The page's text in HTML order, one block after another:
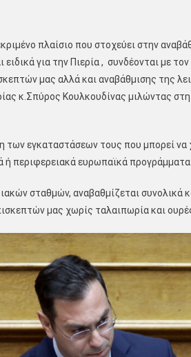
πλαίσιο που στοχεύει στην
για την Πιερία , συνδέονται με
μας αλλά και αναβάθμισης της
κ.Σπύρος Κουλκουδίνας μιλώντας
των εγκαταστάσεων τους που μπορεί
ή περιφερειακά ευρωπαϊκά προγράμματα.
σταθμών, αναβαθμίζεται συνολικά
μας χωρίς ταλαιπωρία και